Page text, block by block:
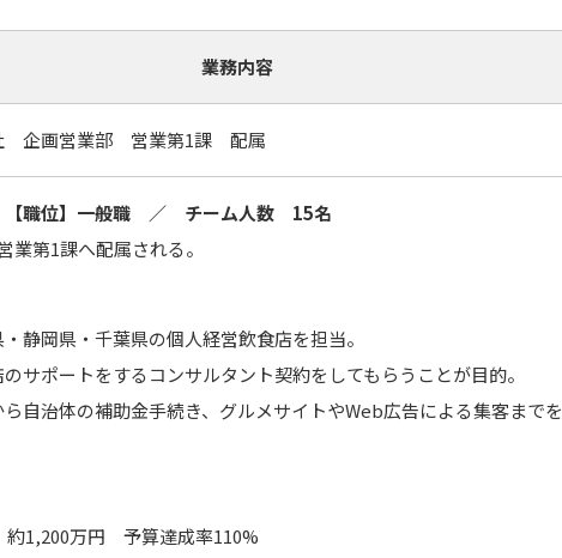
業務内容
企画営業部 営業第1課 配属
【職位】一般職 ／ チーム人数 15名
業第1課へ配属される。
静岡県・千葉県の個人経営飲食店を担当。
サポートをするコンサルタント契約をしてもらうことが目的。
自治体の補助金手続き、グルメサイトやWeb広告による集客まで
1,200万円 予算達成率110%